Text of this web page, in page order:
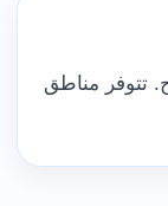
تتوفر مناطق